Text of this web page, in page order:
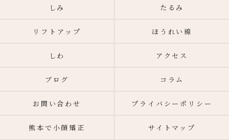
しみ たるみ
リフトアップ ほうれい線
しわ アクセス
ブログ コラム
お問い合わせ プライバシーポリシー
熊本で小顔矯正 サイトマップ